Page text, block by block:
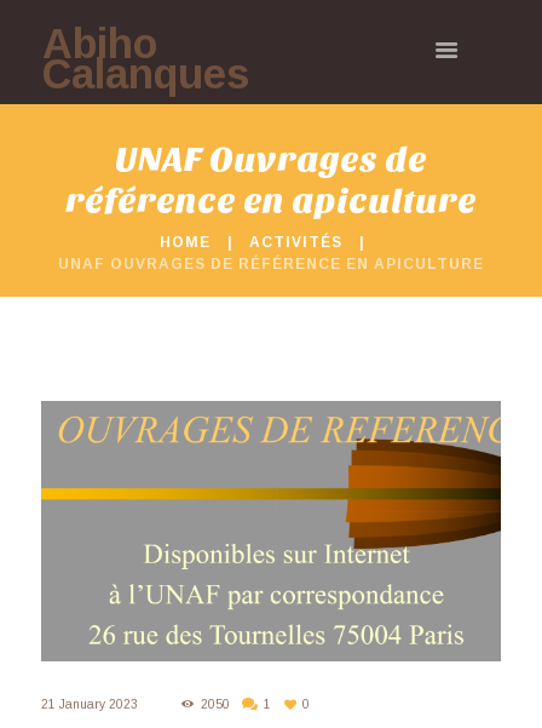
Abiho
Calanques
UNAF Ouvrages de
référence en apiculture
HOME
ACTIVITÉS
UNAF OUVRAGES DE RÉFÉRENCE EN APICULTURE
21 January 2023 2050 1 0